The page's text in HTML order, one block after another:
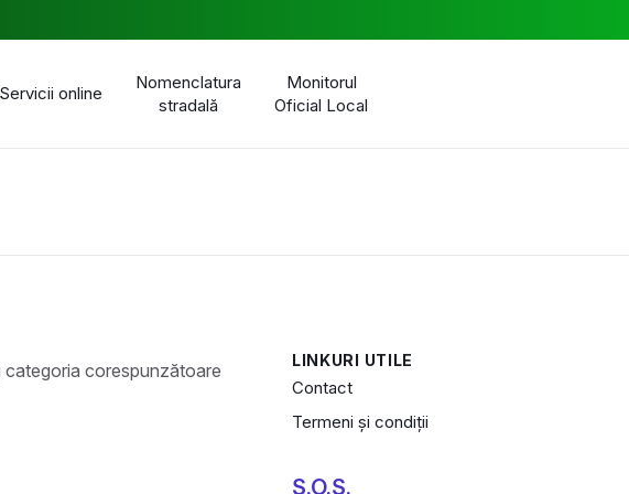
Servicii online
Nomenclatura
stradală
Monitorul
Oficial Local
LINKURI UTILE
Contact
Termeni și condiții
S.O.S.